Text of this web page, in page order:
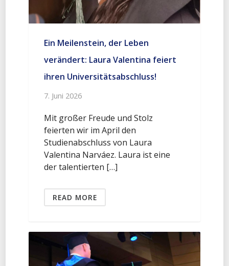
Ein Meilenstein, der Leben
verändert: Laura Valentina feiert
ihren Universitätsabschluss!
7. Juni 2026
Mit großer Freude und Stolz
feierten wir im April den
Studienabschluss von Laura
Valentina Narváez. Laura ist eine
der talentierten […]
READ MORE